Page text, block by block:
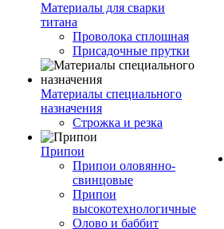
Материалы для сварки
титана
Проволока сплошная
Присадочные прутки
Материалы специального
назначения
Строжка и резка
Припои
Припои оловянно-
свинцовые
Припои
высокотехнологичные
Олово и баббит